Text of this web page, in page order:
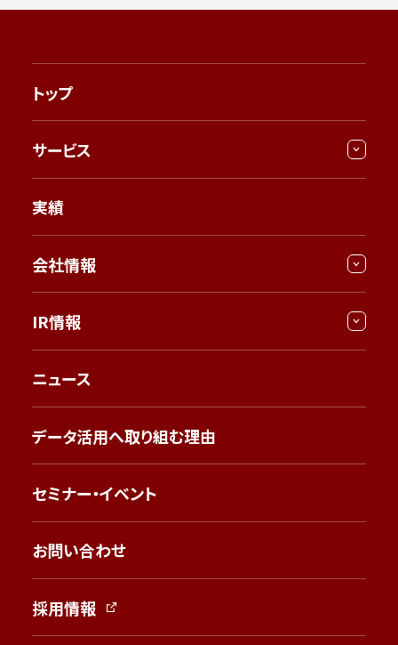
トップ
サービス
実績
会社情報
IR情報
ニュース
データ活用へ取り組む理由
セミナー・イベント
お問い合わせ
採用情報